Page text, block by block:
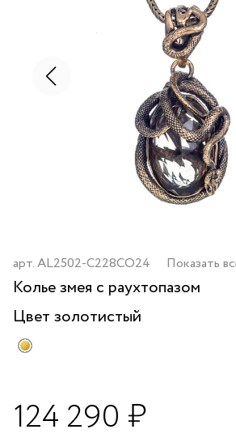
арт.AL2502-C228CO24 Показать
Колье змея с раухтопазом
Цвет золотистый
124 290 ₽